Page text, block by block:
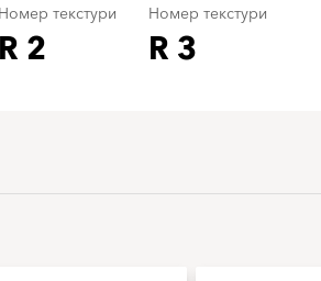
Номер текстури
R 2
Номер текстури
R 3